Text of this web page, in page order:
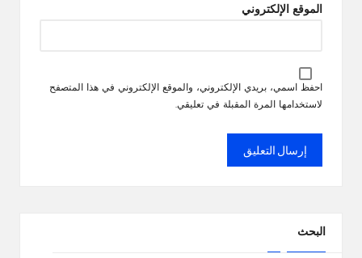
الموقع الإلكتروني
احفظ اسمي، بريدي الإلكتروني، والموقع الإلكتروني في هذا المتصفح
لاستخدامها المرة المقبلة في تعليقي.
البحث